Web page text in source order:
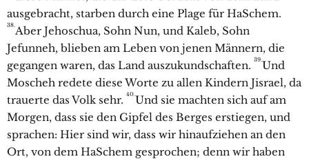
ausgebracht, starben durch eine Plage für HaSchem.
38.Aber Jehoschua, Sohn Nun, und Kaleb, Sohn
Jefunneh, blieben am Leben von jenen Männern, die
gegangen waren, das Land auszukundschaften. 39.Und
Moscheh redete diese Worte zu allen Kindern Jisrael, da
trauerte das Volk sehr. 40.Und sie machten sich auf am
Morgen, dass sie den Gipfel des Berges erstiegen, und
sprachen: Hier sind wir, dass wir hinaufziehen an den
Ort, von dem HaSchem gesprochen; denn wir haben